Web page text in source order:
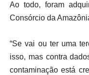
Ao todo, foram
Consórcio da
“Se vai ou ter uma
isso, mas contra
contaminação está